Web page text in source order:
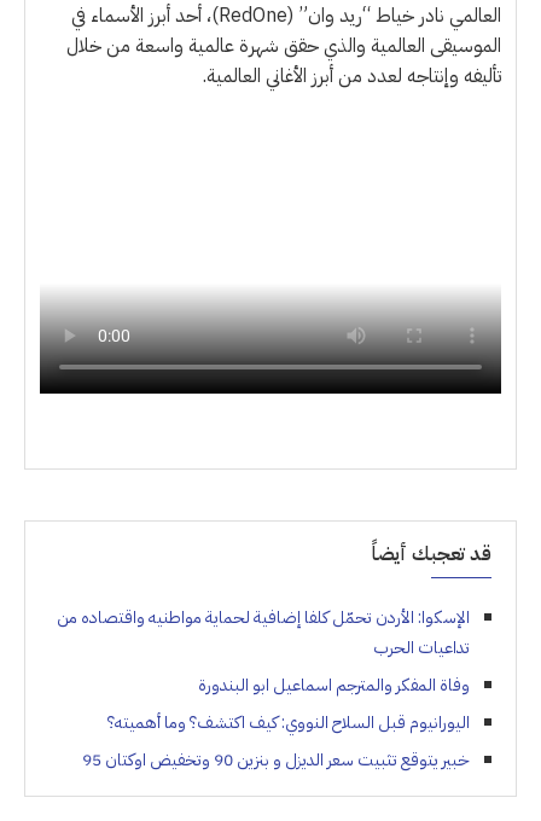
العالمي نادر خياط “ريد وان” (RedOne)، أحد أبرز الأسماء في
الموسيقى العالمية والذي حقق شهرة عالمية واسعة من خلال
تأليفه وإنتاجه لعدد من أبرز الأغاني العالمية.
قد تعجبك أيضاً
الإسكوا: الأردن تحمّل كلفا إضافية لحماية مواطنيه واقتصاده من
تداعيات الحرب
وفاة المفكر والمترجم اسماعيل ابو البندورة
اليورانيوم قبل السلاح النووي: كيف اكتشف؟ وما أهميته؟
خبير يتوقع تثبيت سعر الديزل و بنزين 90 وتخفيض اوكتان 95